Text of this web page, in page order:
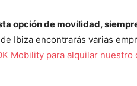
opción de movilidad,
Ibiza encontrarás varias
Mobility para alquilar nuestro